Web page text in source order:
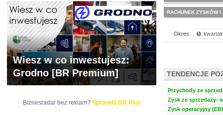
RACHUNEK ZYSKÓW I
Okres:
TENDENCJE
Przychody ze
Zysk ze sprzedaży:
Zysk operacyjny
Wiesz w co inwestujesz:
Grodno [BR Premium]
Biznesradar bez reklam? Sprawdź BR Plus